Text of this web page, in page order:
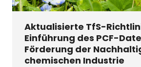
Aktualisierte TfS-
Einführung des PCF-
Förderung der
chemischen Industrie